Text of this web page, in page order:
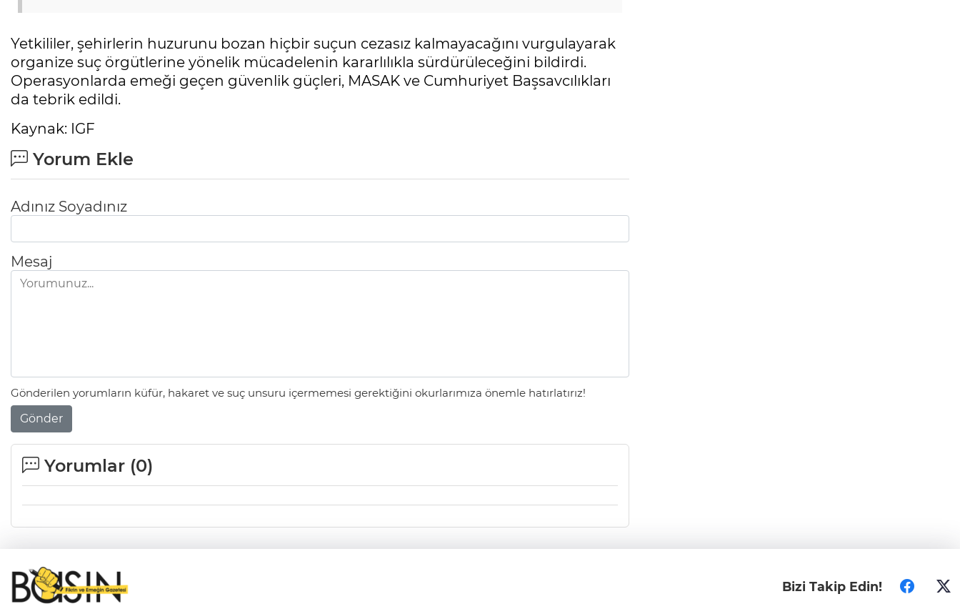
Yetkililer, şehirlerin huzurunu bozan hiçbir suçun cezasız kalmayacağını vurgulayarak
organize suç örgütlerine yönelik mücadelenin kararlılıkla sürdürüleceğini bildirdi.
Operasyonlarda emeği geçen güvenlik güçleri, MASAK ve Cumhuriyet Başsavcılıkları
da tebrik edildi.
Kaynak: IGF
Yorum Ekle
Adınız Soyadınız
Mesaj
Gönderilen yorumların küfür, hakaret ve suç unsuru içermemesi gerektiğini okurlarımıza önemle hatırlatırız!
Gönder
Yorumlar (0)
Bizi Takip Edin!